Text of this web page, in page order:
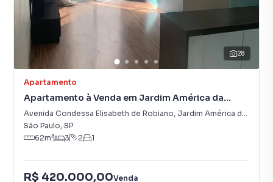
28
Apartamento
Apartamento à Venda em Jardim América da
Penha
Avenida Condessa Elisabeth de Robiano, Jardim América da Penha
São Paulo, SP
62m² 3 2 1
R$ 420.000,00Venda